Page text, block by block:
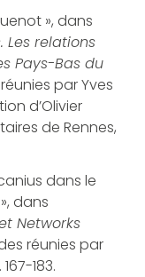
», dans
Les relations
Pays-Bas du
par Yves
d’Olivier
de Rennes,
dans le
dans
Networks
réunies par
183.